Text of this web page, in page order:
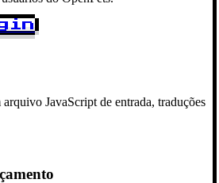
JavaScript de entrada, traduções